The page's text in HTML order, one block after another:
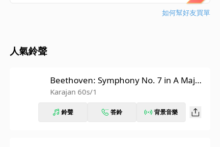
如何幫好友買單
人氣鈴聲
Beethoven: Symphony No. 7 in A Major,
Op. 92: II. Allegretto (Recorded 1962)
Karajan 60s/1
鈴聲 答鈴 背景音樂